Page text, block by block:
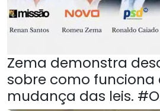
Zema demonstra
sobre como funciona
mudança das leis.